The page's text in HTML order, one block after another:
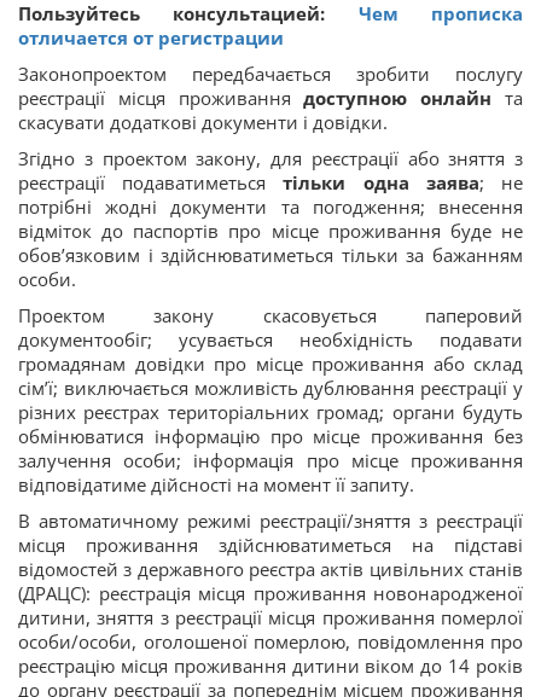
Пользуйтесь консультацией: Чем прописка
отличается от регистрации
Законопроектом передбачається зробити послугу
реєстрації місця проживаннядоступною онлайн та
скасувати додаткові документи і довідки.
Згідно з проектом закону, для реєстрації або зняття з
реєстрації подаватиметьсятільки одна заява; не
потрібні жодні документи та погодження; внесення
відміток до паспортів про місце проживання буде не
обов’язковим і здійснюватиметься тільки за бажанням
особи.
Проектом закону скасовується паперовий
документообіг; усувається необхідність подавати
громадянам довідки про місце проживання або склад
сім’ї; виключається можливість дублювання реєстрації у
різних реєстрах територіальних громад; органи будуть
обмінюватися інформацію про місце проживання без
залучення особи; інформація про місце проживання
відповідатиме дійсності на момент її запиту.
В автоматичному режимі реєстрації/зняття з реєстрації
місця проживання здійснюватиметься на підставі
відомостей з державного реєстра актів цивільних станів
(ДРАЦС): реєстрація місця проживання новонародженої
дитини, зняття з реєстрації місця проживання померлої
особи/особи, оголошеної померлою, повідомлення про
реєстрацію місця проживання дитини віком до 14 років
до органу реєстрації за попереднім місцем проживання